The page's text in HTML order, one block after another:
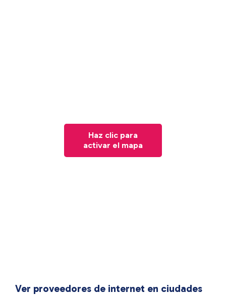
Haz clic para
activar el mapa
Ver proveedores de internet en ciudades